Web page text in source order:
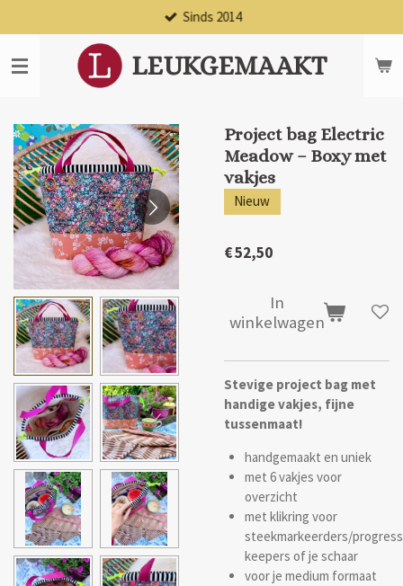
direct
naar
de
LEUKGEMAAKT
Sinds 2014
Project bag Electric
Meadow – Boxy met
vakjes
Nieuw
€ 52,50
In
winkelwagen
Stevige project bag met
handige vakjes, fijne
tussenmaat!
handgemaakt en uniek
met 6 vakjes voor
overzicht
met klikring voor
steekmarkeerders/progress
keepers of je schaar
voor je medium formaat